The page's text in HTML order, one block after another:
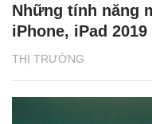
THỊ TRƯỜNG
Những tính năng
iPhone, iPad 2019